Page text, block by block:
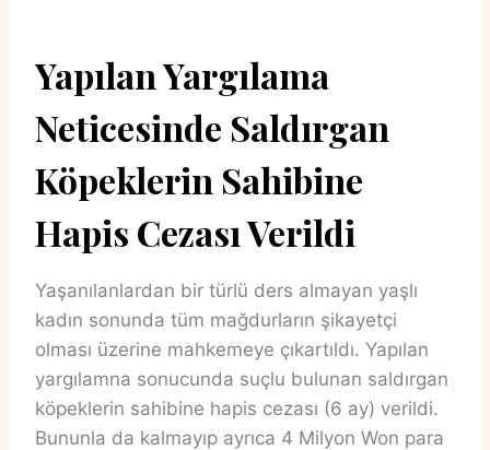
Yapılan Yargılama
Neticesinde Saldırgan
Köpeklerin Sahibine
Hapis Cezası Verildi
Yaşanılanlardan bir türlü ders almayan yaşlı
kadın sonunda tüm mağdurların şikayetçi
olması üzerine mahkemeye çıkartıldı. Yapılan
yargılamna sonucunda suçlu bulunan saldırgan
köpeklerin sahibine hapis cezası (6 ay) verildi.
Bununla da kalmayıp ayrıca 4 Milyon Won para